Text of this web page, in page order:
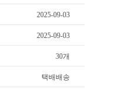
2025-09-03
2025-09-03
30개
택배배송